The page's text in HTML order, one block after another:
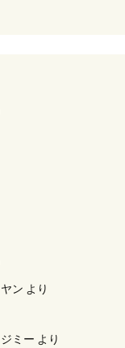
ヤン より
ジミー より